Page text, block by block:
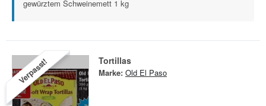
gewürztem Schweinemett 1 kg
Verpasst! Tortillas
Marke: Old El Paso